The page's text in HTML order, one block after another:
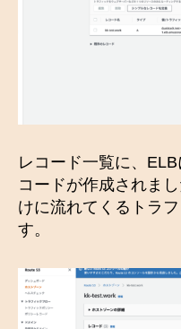
レコード一覧に、
コードが作成されま
けに流れてくるトラ
す。